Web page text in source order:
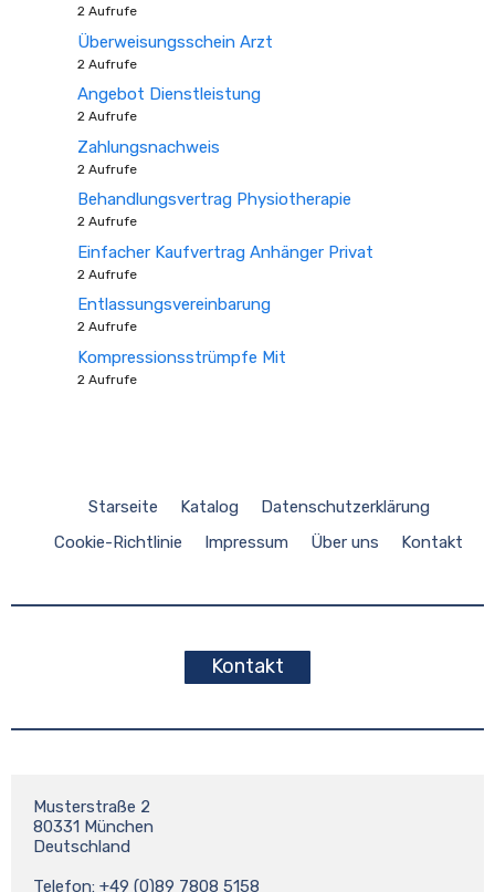
2 Aufrufe
Überweisungsschein Arzt
2 Aufrufe
Angebot Dienstleistung
2 Aufrufe
Zahlungsnachweis
2 Aufrufe
Behandlungsvertrag Physiotherapie
2 Aufrufe
Einfacher Kaufvertrag Anhänger Privat
2 Aufrufe
Entlassungsvereinbarung
2 Aufrufe
Kompressionsstrümpfe Mit
2 Aufrufe
Starseite Katalog
Datenschutzerklärung
Cookie-Richtlinie
Impressum Über uns Kontakt
Kontakt
Musterstraße 2
80331 München
Deutschland
Telefon: +49 (0)89 7808 5158